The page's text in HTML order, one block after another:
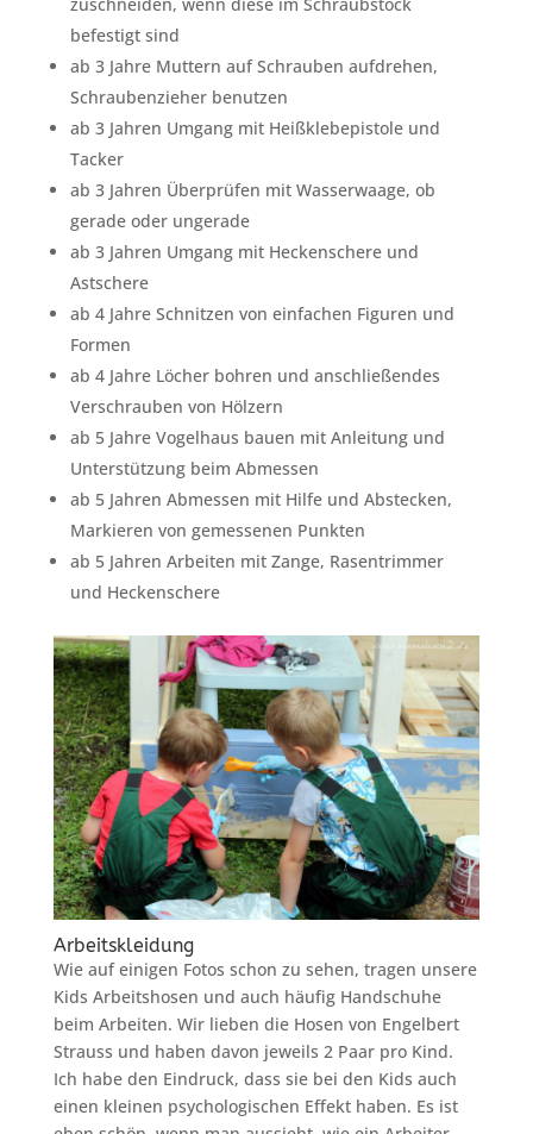
befestigt sind
ab 3 Jahre Muttern auf Schrauben aufdrehen,
Schraubenzieher benutzen
ab 3 Jahren Umgang mit Heißklebepistole und
Tacker
ab 3 Jahren Überprüfen mit Wasserwaage, ob
gerade oder ungerade
ab 3 Jahren Umgang mit Heckenschere und
Astschere
ab 4 Jahre Schnitzen von einfachen Figuren und
Formen
ab 4 Jahre Löcher bohren und anschließendes
Verschrauben von Hölzern
ab 5 Jahre Vogelhaus bauen mit Anleitung und
Unterstützung beim Abmessen
ab 5 Jahren Abmessen mit Hilfe und Abstecken,
Markieren von gemessenen Punkten
ab 5 Jahren Arbeiten mit Zange, Rasentrimmer
und Heckenschere
Arbeitskleidung
Wie auf einigen Fotos schon zu sehen, tragen unsere
Kids Arbeitshosen und auch häufig Handschuhe
beim Arbeiten. Wir lieben die Hosen von Engelbert
Strauss und haben davon jeweils 2 Paar pro Kind.
Ich habe den Eindruck, dass sie bei den Kids auch
einen kleinen psychologischen Effekt haben. Es ist